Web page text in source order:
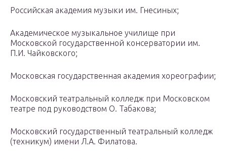
Российская академия музыки им. Гнесиных;
Академическое музыкальное училище при
Московской государственной консерватории им.
П.И. Чайковского;
Московская государственная академия хореографии;
Московский театральный колледж при Московском
театре под руководством О. Табакова;
Московский государственный театральный колледж
(техникум) имени Л.А. Филатова.